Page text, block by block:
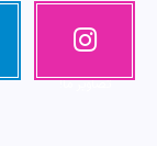
اینستاگرا
م
تصاویر ما!